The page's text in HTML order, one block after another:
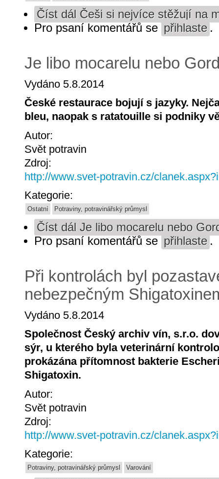
Číst dál Češi si nejvíce stěžují na
Pro psaní komentářů se přihlaste .
Je libo mocarelu nebo
Vydáno 5.8.2014
České restaurace bojují s jazyky.
bleu, naopak s ratatouille si podniky
Autor:
Svět potravin
Zdroj:
http://www.svet-potravin.cz/
Kategorie:
Ostatní Potraviny, potravinářský průmysl
Číst dál Je libo mocarelu nebo
Pro psaní komentářů se přihlaste .
Při kontrolách byl
nebezpečným
Vydáno 5.8.2014
Společnost Český archiv vín, s.r.o.
sýr, u kterého byla veterinární
prokázána přítomnost bakterie
Shigatoxin.
Autor:
Svět potravin
Zdroj:
http://www.svet-potravin.cz/
Kategorie:
Potraviny, potravinářský průmysl Varování